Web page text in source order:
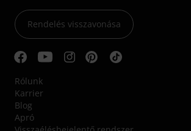
Rendelés visszavonása
Rólunk
Karrier
Blog
Apró